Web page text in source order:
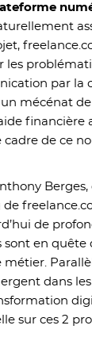
les
par la
mécénat
financière
de ce
de
en quête
dans
sur ces 2